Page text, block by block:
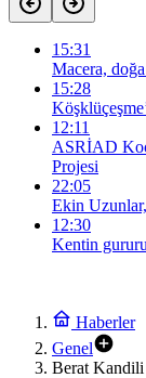
15:31
Macera,
15:28
12:11
ASRİAD
Projesi
22:05
Ekin
12:30
Kentin
Haberler
Genel
Berat Kandili